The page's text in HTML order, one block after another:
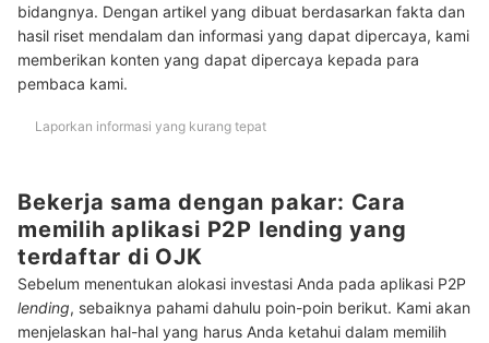
bidangnya. Dengan artikel yang dibuat berdasarkan fakta dan
hasil riset mendalam dan informasi yang dapat dipercaya, kami
memberikan konten yang dapat dipercaya kepada para
pembaca kami.
Laporkan informasi yang kurang tepat
Bekerja sama dengan pakar: Cara
memilih aplikasi P2P lending yang
terdaftar di OJK
Sebelum menentukan alokasi investasi Anda pada aplikasi P2P
lending, sebaiknya pahami dahulu poin-poin berikut. Kami akan
menjelaskan hal-hal yang harus Anda ketahui dalam memilih